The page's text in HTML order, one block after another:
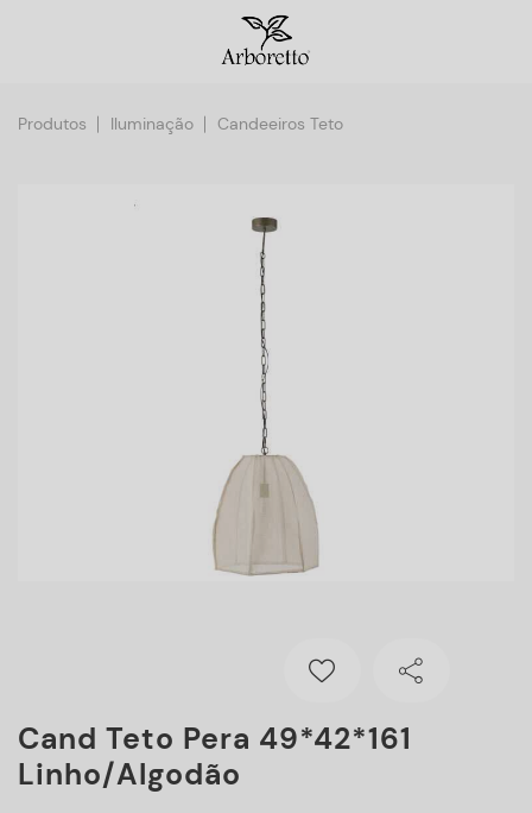
Produtos Iluminação Candeeiros Teto
Cand Teto Pera 49*42*161
Linho/algodão